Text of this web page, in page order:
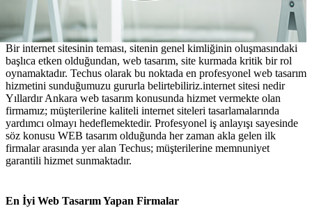
Bir internet sitesinin teması, sitenin genel kimliğinin oluşmasındaki
başlıca etken olduğundan, web tasarım, site kurmada kritik bir rol
oynamaktadır. Techus olarak bu noktada en profesyonel web tasarım
hizmetini sunduğumuzu gururla belirtebiliriz.internet sitesi nedir
Yıllardır Ankara web tasarım konusunda hizmet vermekte olan
firmamız; müşterilerine kaliteli internet siteleri tasarlamalarında
yardımcı olmayı hedeflemektedir. Profesyonel iş anlayışı sayesinde
söz konusu WEB tasarım olduğunda her zaman akla gelen ilk
firmalar arasında yer alan Techus; müşterilerine memnuniyet
garantili hizmet sunmaktadır.
En İyi Web Tasarım Yapan Firmalar